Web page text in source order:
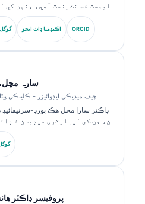
هيماتولوجسٽ ۽ انٽرنسٽ آهي، جنهن کي
هو ملڪيت واري نيورل نيٽ ورڪ
اڪيڊميا ڊاٽ ايجو ORCID
سارہ مچل،
چيف ميڊيڪل ايڊوائيزر - ڪلينڪل
ڊاڪٽر سارا مچل هڪ بورڊ-
سالن کان وڌيڪ جو تجربو آهي.
۾ خاص سرٽيفڪيشنون آهن ۽
پينلز ۽ ليبارٽري تجزئي بابت
پروفيسر ڊاڪٽر